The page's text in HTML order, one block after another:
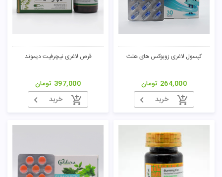
کپسول لاغری زوبوکس های هلث
264,000 تومان
خرید
قرص لاغری نیچرفیت دیموند
397,000 تومان
خرید